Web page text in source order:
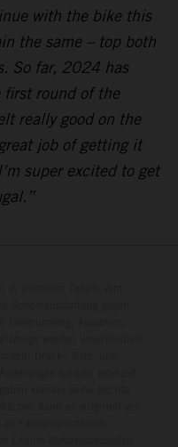
with the bike this
the same – top both
So far, 2024 has
first round of the
really good on the
job of getting it
super excited to get